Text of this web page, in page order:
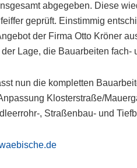
abgegeben. Diese
geprüft. Einstimmig
der Firma Otto Kröner
Lage, die Bauarbeiten fach-
nun die kompletten
Klosterstraße/
, Straßenbau- und